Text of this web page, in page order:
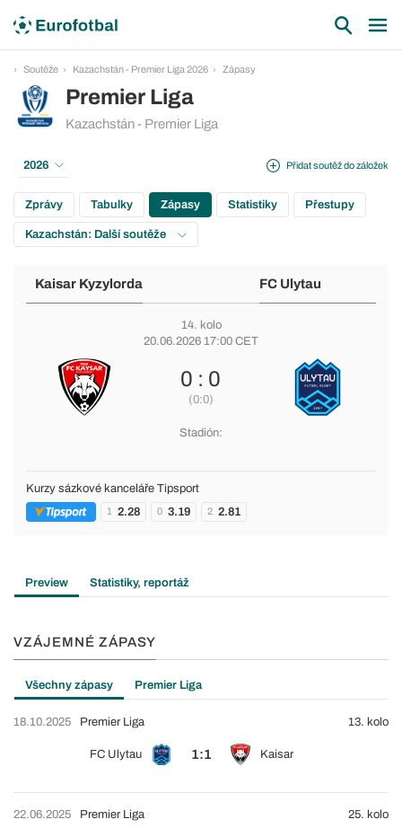
Soutěže Kazachstán - Premier Liga 2026 Zápasy
Premier Liga
Kazachstán - Premier Liga
Přidat soutěž do záložek
2026
Zprávy Tabulky Zápasy Statistiky Přestupy
Kazachstán: Další soutěže
Kaisar Kyzylorda FC Ulytau
14. kolo
20.06.2026 17:00 CET
0 : 0
(0:0)
Stadión:
Kurzy sázkové kanceláře Tipsport
1 2.28 0 3.19 2 2.81
Preview Statistiky, reportáž
VZÁJEMNÉ ZÁPASY
Všechny zápasy Premier Liga
18.10.2025
FC Ulytau 1:1 Kaisar
Premier Liga 13. kolo
22.06.2025 Premier Liga 25. kolo